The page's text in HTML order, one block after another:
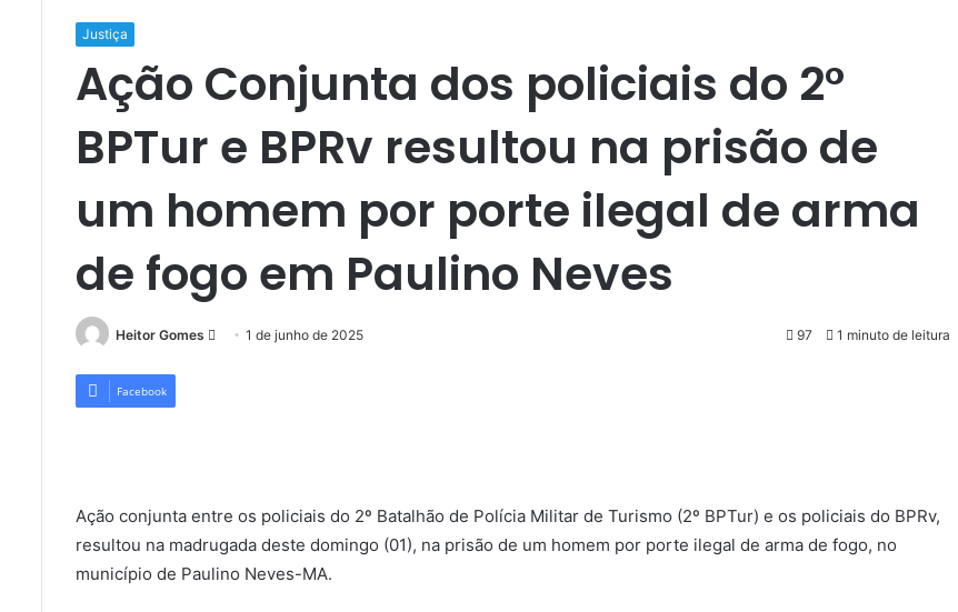
Justiça
Ação Conjunta dos policiais do 2°
BPTur e BPRv resultou na prisão de
um homem por porte ilegal de arma
de fogo em Paulino Neves
Heitor Gomes
Mande1 de junho de 2025 97 1 minuto de leitura
Facebook
Ação conjunta entre os policiais do 2º Batalhão de Polícia Militar de Turismo (2º BPTur) e os policiais do BPRv,
resultou na madrugada deste domingo (01), na prisão de um homem por porte ilegal de arma de fogo, no
município de Paulino Neves-MA.